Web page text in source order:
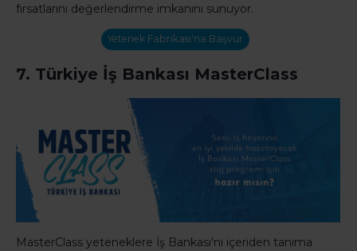
fırsatlarını değerlendirme imkanını sunuyor.
Yetenek Fabrikası'na Başvur
7. Türkiye İş Bankası MasterClass
MasterClass yeteneklere İş Bankası'nı içeriden tanıma